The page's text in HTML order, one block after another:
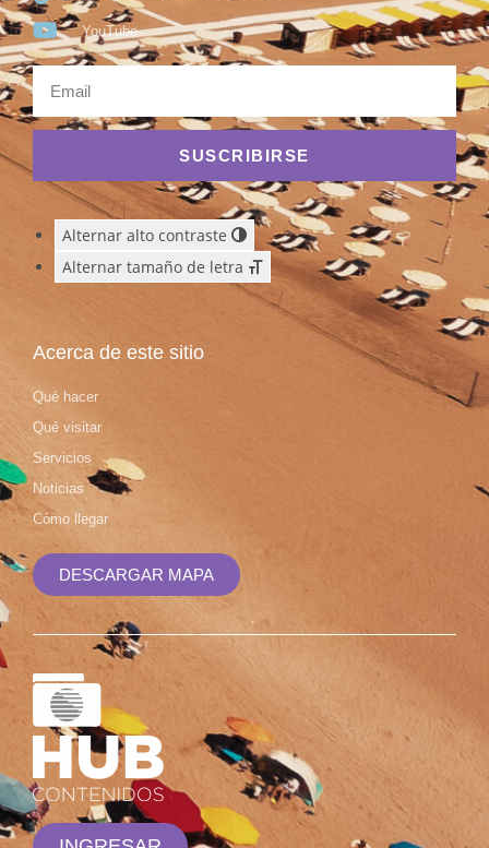
YouTube
SUSCRIBIRSE
Alternar alto contraste
Alternar tamaño de letra
Acerca de este sitio
Qué hacer
Qué visitar
Servicios
Noticias
Cómo llegar
DESCARGAR MAPA